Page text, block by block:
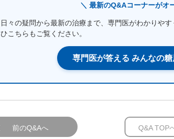
＼ 最新のQ&Aコーナーがオ
日々の疑問から最新の治療まで、専門医がわかりや
ひこちらもご覧ください。
専門医が答える みんなの糖
前のQ&Aへ Q&A TOP